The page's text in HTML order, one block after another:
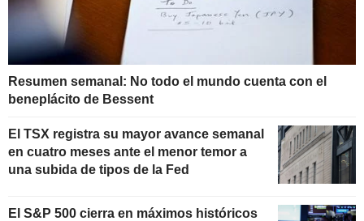
Resumen semanal: No todo el mundo cuenta con el
beneplácito de Bessent
El TSX registra su mayor avance semanal
en cuatro meses ante el menor temor a
una subida de tipos de la Fed
El S&P 500 cierra en máximos históricos